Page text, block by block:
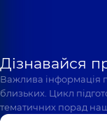
Дізнавайся
Важлива інформація
близьких. Цикл
тематичних порад